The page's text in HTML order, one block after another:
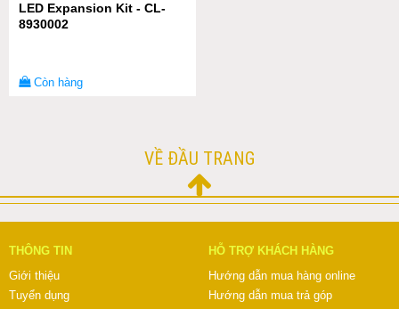
LED Expansion Kit - CL-
8930002
Còn hàng
VỀ ĐẦU TRANG
THÔNG TIN
Giới thiệu
Tuyển dụng
HỖ TRỢ KHÁCH HÀNG
Hướng dẫn mua hàng online
Hướng dẫn mua trả góp